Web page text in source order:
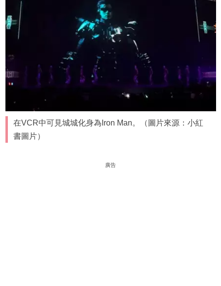
在VCR中可見城城化身為Iron Man。（圖片來源：小紅
書圖片）
廣告